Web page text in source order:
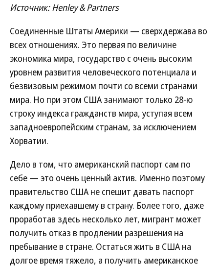
Источник: Henley & Partners
Соединенные Штаты Америки — сверхдержава во
всех отношениях. Это первая по величине
экономика мира, государство с очень высоким
уровнем развития человеческого потенциала и
безвизовым режимом почти со всеми странами
мира. Но при этом США занимают только 28-ю
строку индекса гражданств мира, уступая всем
западноевропейским странам, за исключением
Хорватии.
Дело в том, что американский паспорт сам по
себе — это очень ценный актив. Именно поэтому
правительство США не спешит давать паспорт
каждому приехавшему в страну. Более того, даже
проработав здесь несколько лет, мигрант может
получить отказ в продлении разрешения на
пребывание в стране. Остаться жить в США на
долгое время тяжело, а получить американское